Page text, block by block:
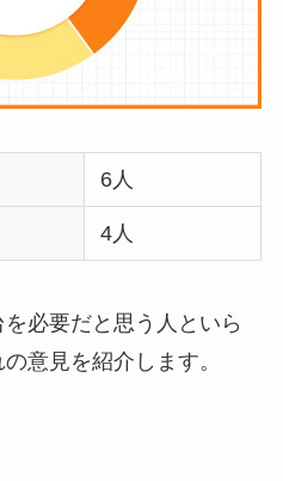
は？代用品
めを使用者に聞いて
みた
敷きパッドシーツは
いらないしダサい？
敷きパッドだけで寝
るのはどう？代わり
おむつ用ゴミ箱はい
6人
4人
必要だと思う人といら
意見を紹介します。